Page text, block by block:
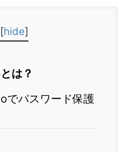
[hide]
は？
でパスワード保護